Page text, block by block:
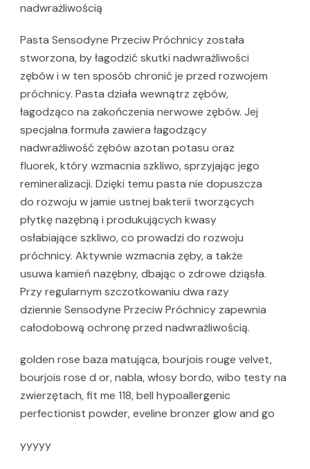
nadwrażliwością
Pasta Sensodyne Przeciw Próchnicy została
stworzona, by łagodzić skutki nadwrażliwości
zębów i w ten sposób chronić je przed rozwojem
próchnicy. Pasta działa wewnątrz zębów,
łagodząco na zakończenia nerwowe zębów. Jej
specjalna formuła zawiera łagodzący
nadwrażliwość zębów azotan potasu oraz
fluorek, który wzmacnia szkliwo, sprzyjając jego
remineralizacji. Dzięki temu pasta nie dopuszcza
do rozwoju w jamie ustnej bakterii tworzących
płytkę nazębną i produkujących kwasy
osłabiające szkliwo, co prowadzi do rozwoju
próchnicy. Aktywnie wzmacnia zęby, a także
usuwa kamień nazębny, dbając o zdrowe dziąsła.
Przy regularnym szczotkowaniu dwa razy
dziennie Sensodyne Przeciw Próchnicy zapewnia
całodobową ochronę przed nadwrażliwością.
golden rose baza matująca, bourjois rouge velvet,
bourjois rose d or, nabla, włosy bordo, wibo testy na
zwierzętach, fit me 118, bell hypoallergenic
perfectionist powder, eveline bronzer glow and go
yyyyy